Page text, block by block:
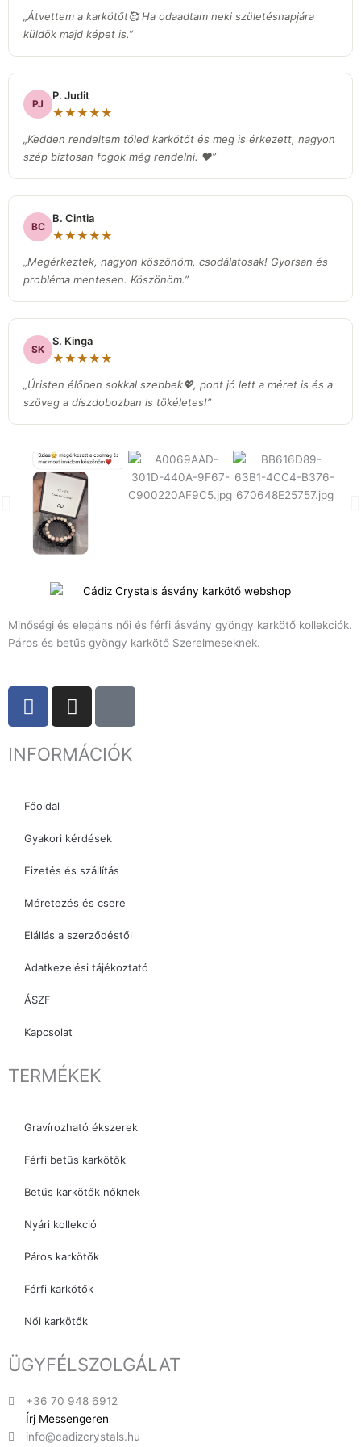
„Átvettem a karkötőt🥰 Ha odaadtam neki születésnapjára
küldök majd képet is.”
PJ
P. Judit
★★★★★
„Kedden rendeltem tőled karkötőt és meg is érkezett, nagyon
szép biztosan fogok még rendelni. ❤️”
BC
B. Cintia
★★★★★
„Megérkeztek, nagyon köszönöm, csodálatosak! Gyorsan és
probléma mentesen. Köszönöm.”
SK
S. Kinga
★★★★★
„Úristen élőben sokkal szebbek💖, pont jó lett a méret is és a
szöveg a díszdobozban is tökéletes!”
Minőségi és elegáns női és férfi ásvány gyöngy karkötő kollekciók.
Páros és betűs gyöngy karkötő Szerelmeseknek.
F
a
e
o
o
k
I
n
t
a
t
INFORMÁCIÓK
Főoldal
Gyakori kérdések
Fizetés és szállítás
Méretezés és csere
Elállás a szerződéstől
Adatkezelési tájékoztató
ÁSZF
Kapcsolat
TERMÉKEK
Gravírozható ékszerek
Férfi betűs karkötők
Betűs karkötők nőknek
Nyári kollekció
Páros karkötők
Férfi karkötők
Női karkötők
ÜGYFÉLSZOLGÁLAT
+36 70 948 6912
Írj Messengeren
info@cadizcrystals.hu